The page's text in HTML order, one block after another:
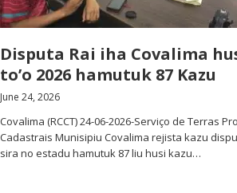
Disputa Rai iha Covalima
to’o 2026 hamutuk 87 Kazu
June 24, 2026
Covalima (RCCT) 24-06-2026-Serviço de Terras
Cadastrais Munisipiu Covalima rejista kazu
sira no estadu hamutuk 87 liu husi kazu…